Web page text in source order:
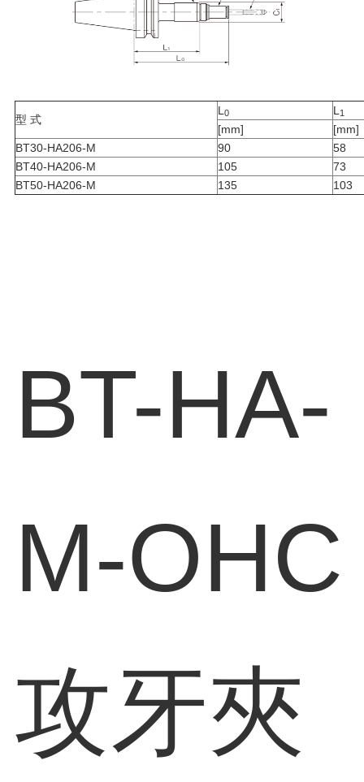
型 式
L 0 L 1
[mm]
[mm]
BT30-HA206-M
90
58
BT40-HA206-M
105
73
BT50-HA206-M
135 103
BT-HA-
M-OHC
攻牙夾